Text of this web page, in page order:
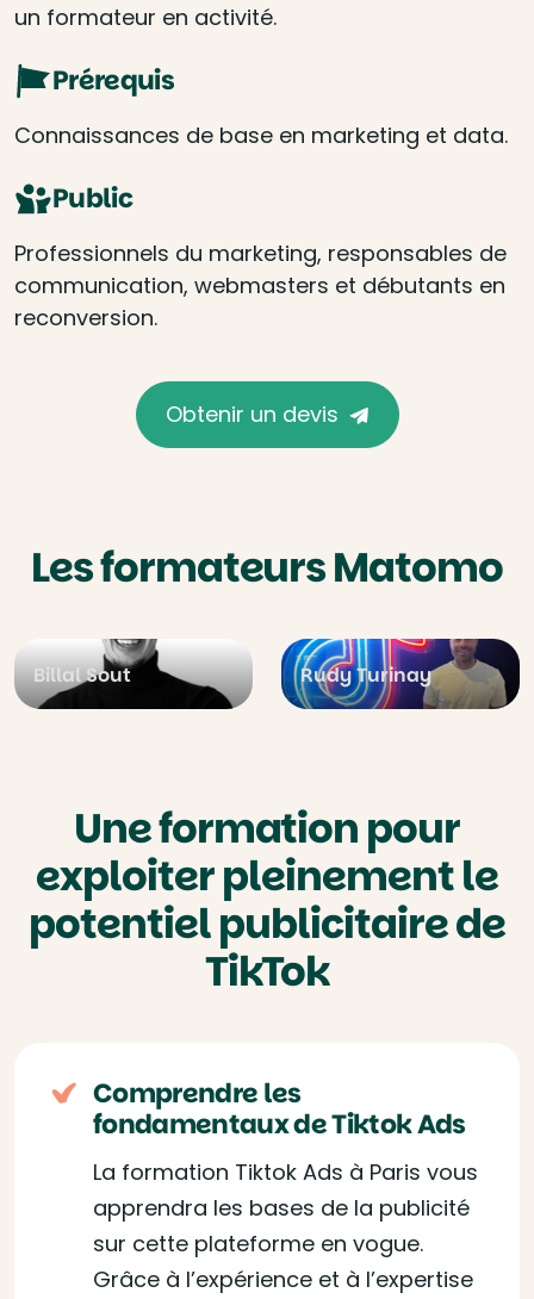
un formateur en activité.
Prérequis
Connaissances de base en marketing et data.
Public
Professionnels du marketing, responsables de
communication, webmasters et débutants en
reconversion.
Obtenir un devis
Les formateurs Matomo
Billal Sout Rudy Turinay
Une formation pour
exploiter pleinement le
potentiel publicitaire de
TikTok
Comprendre les
fondamentaux de Tiktok Ads
La formation Tiktok Ads à Paris vous
apprendra les bases de la publicité
sur cette plateforme en vogue.
Grâce à l’expérience et à l’expertise